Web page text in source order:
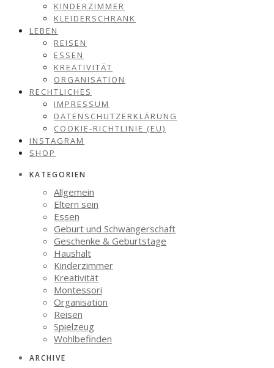
KINDERZIMMER
KLEIDERSCHRANK
LEBEN
REISEN
ESSEN
KREATIVITÄT
ORGANISATION
RECHTLICHES
IMPRESSUM
DATENSCHUTZERKLÄRUNG
COOKIE-RICHTLINIE (EU)
INSTAGRAM
SHOP
KATEGORIEN
Allgemein
Eltern sein
Essen
Geburt und Schwangerschaft
Geschenke & Geburtstage
Haushalt
Kinderzimmer
Kreativität
Montessori
Organisation
Reisen
Spielzeug
Wohlbefinden
ARCHIVE